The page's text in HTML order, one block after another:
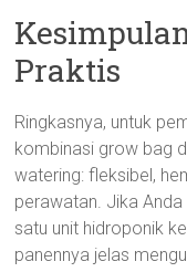
Praktis
Ringkasnya, untuk
kombinasi grow bag
watering: fleksibel,
perawatan. Jika
satu unit hidroponik
panennya jelas